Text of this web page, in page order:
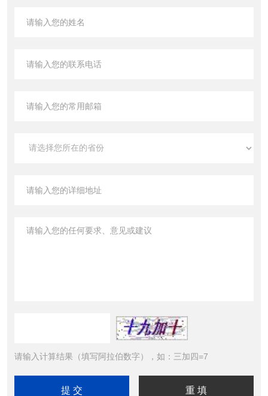
请输入计算结果（填写阿拉伯数字），如：三加四=7